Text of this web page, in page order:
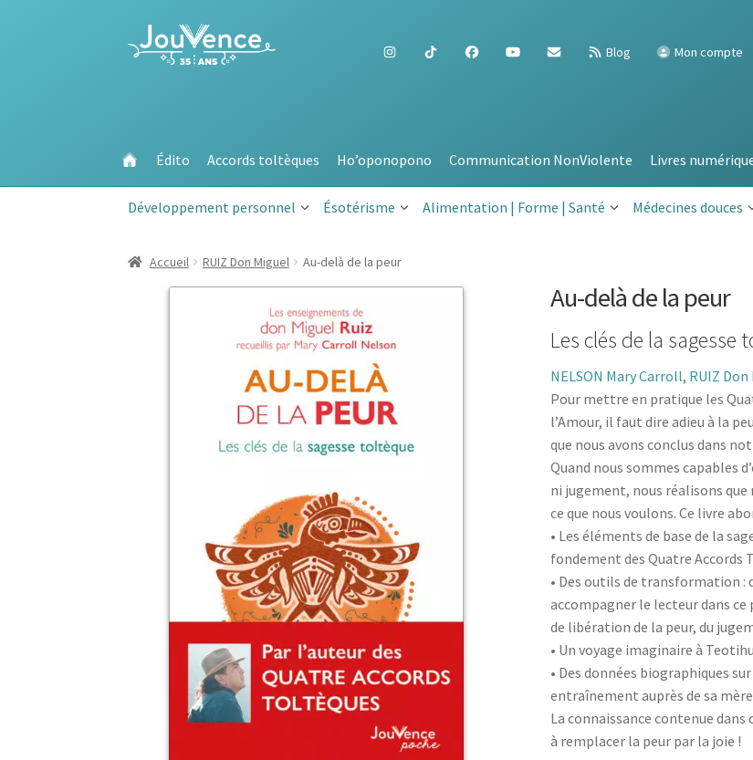
Aller
à
Aller
au
Blog Mon compte
Édito Accords toltèques Ho’oponopono Communication NonViolente Livres
Développement personnel Ésotérisme Alimentation | Forme | Santé Médecines douces
Accueil RUIZ Don Miguel Au-delà de la peur
Au-delà de la peur
Les clés de la sagesse
NELSON Mary Carroll, RUIZ
Pour mettre en pratique les
l’Amour, il faut dire adieu à la
que nous avons conclus dans
Quand nous sommes capables
ni jugement, nous réalisons
ce que nous voulons. Ce livre
• Les éléments de base de la
fondement des Quatre Accords
• Des outils de transformation :
accompagner le lecteur dans ce
de libération de la peur, du
• Un voyage imaginaire à
• Des données biographiques
entraînement auprès de sa
La connaissance contenue
à remplacer la peur par la joie !